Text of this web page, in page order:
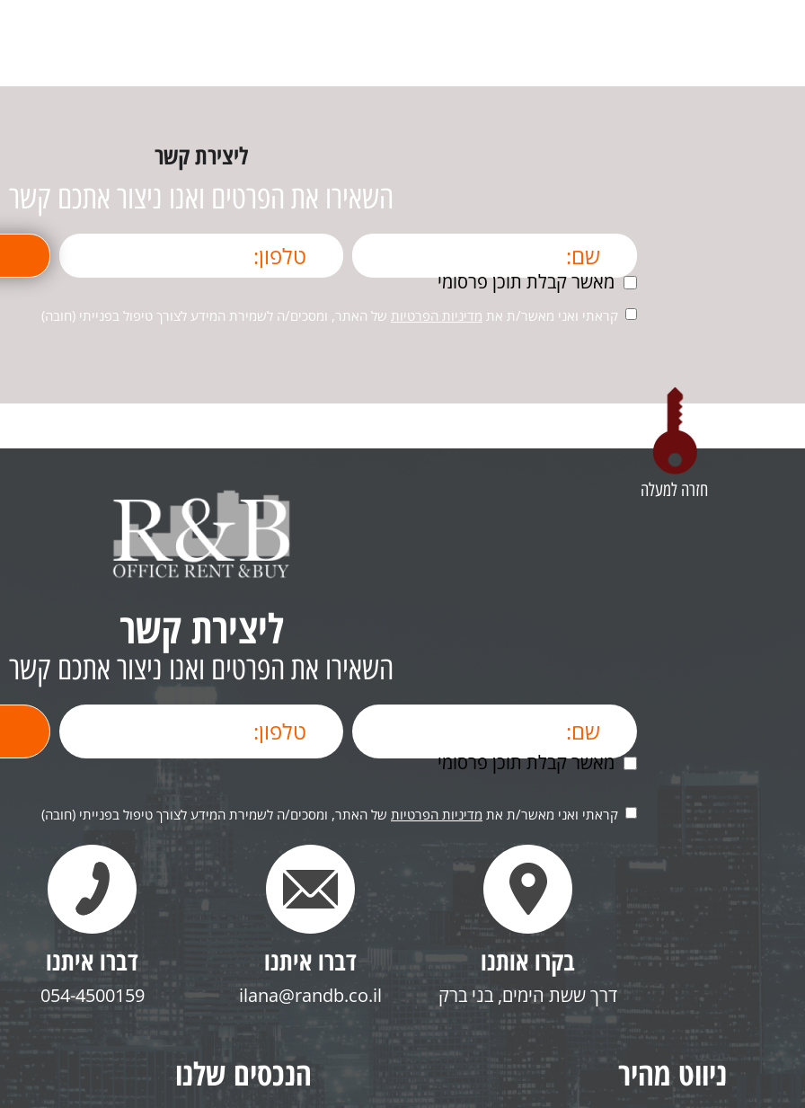
ליצירת קשר
השאירו את הפרטים ואנו ניצור אתכם קשר
מאשר קבלת תוכן פרסומי
קראתי ואני מאשר/ת את מדיניות הפרטיות של האתר, ומסכים/ה לשמירת המידע לצורך טיפול בפנייתי (חובה)
חזרה למעלה
ליצירת קשר
השאירו את הפרטים ואנו ניצור אתכם קשר
מאשר קבלת תוכן פרסומי
קראתי ואני מאשר/ת את מדיניות הפרטיות של האתר, ומסכים/ה לשמירת המידע לצורך טיפול בפנייתי (חובה)
בקרו אותנו
דרך ששת הימים, בני ברק
דברו איתנו
ilana@randb.co.il
דברו איתנו
054-4500159
ניווט מהיר הנכסים שלנו